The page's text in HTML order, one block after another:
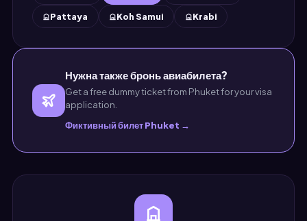
Pattaya Koh Samui Krabi
Нужна также бронь авиабилета?
Get a free dummy ticket from Phuket for your visa
application.
Фиктивный билет Phuket →